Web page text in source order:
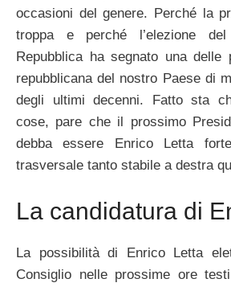
occasioni del genere. Perché la
troppa e perché l’elezione
Repubblica ha segnato una delle
repubblicana del nostro Paese di
degli ultimi decenni. Fatto sta
cose, pare che il prossimo
debba essere Enrico Letta
trasversale tanto stabile a destra
La candidatura di
La possibilità di Enrico Letta
Consiglio nelle prossime ore